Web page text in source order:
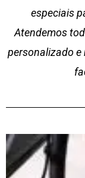
especiais
Atendemos
personalizado